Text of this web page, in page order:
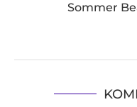
Sommer